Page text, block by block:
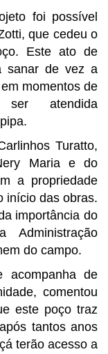
foi possível
que cedeu o
Este ato de
sanar de vez a
momentos de
ser atendida
Turatto,
Maria e do
a propriedade
início das obras.
importância do
do campo.
acompanha de
comentou
este poço traz
tantos anos
terão acesso a